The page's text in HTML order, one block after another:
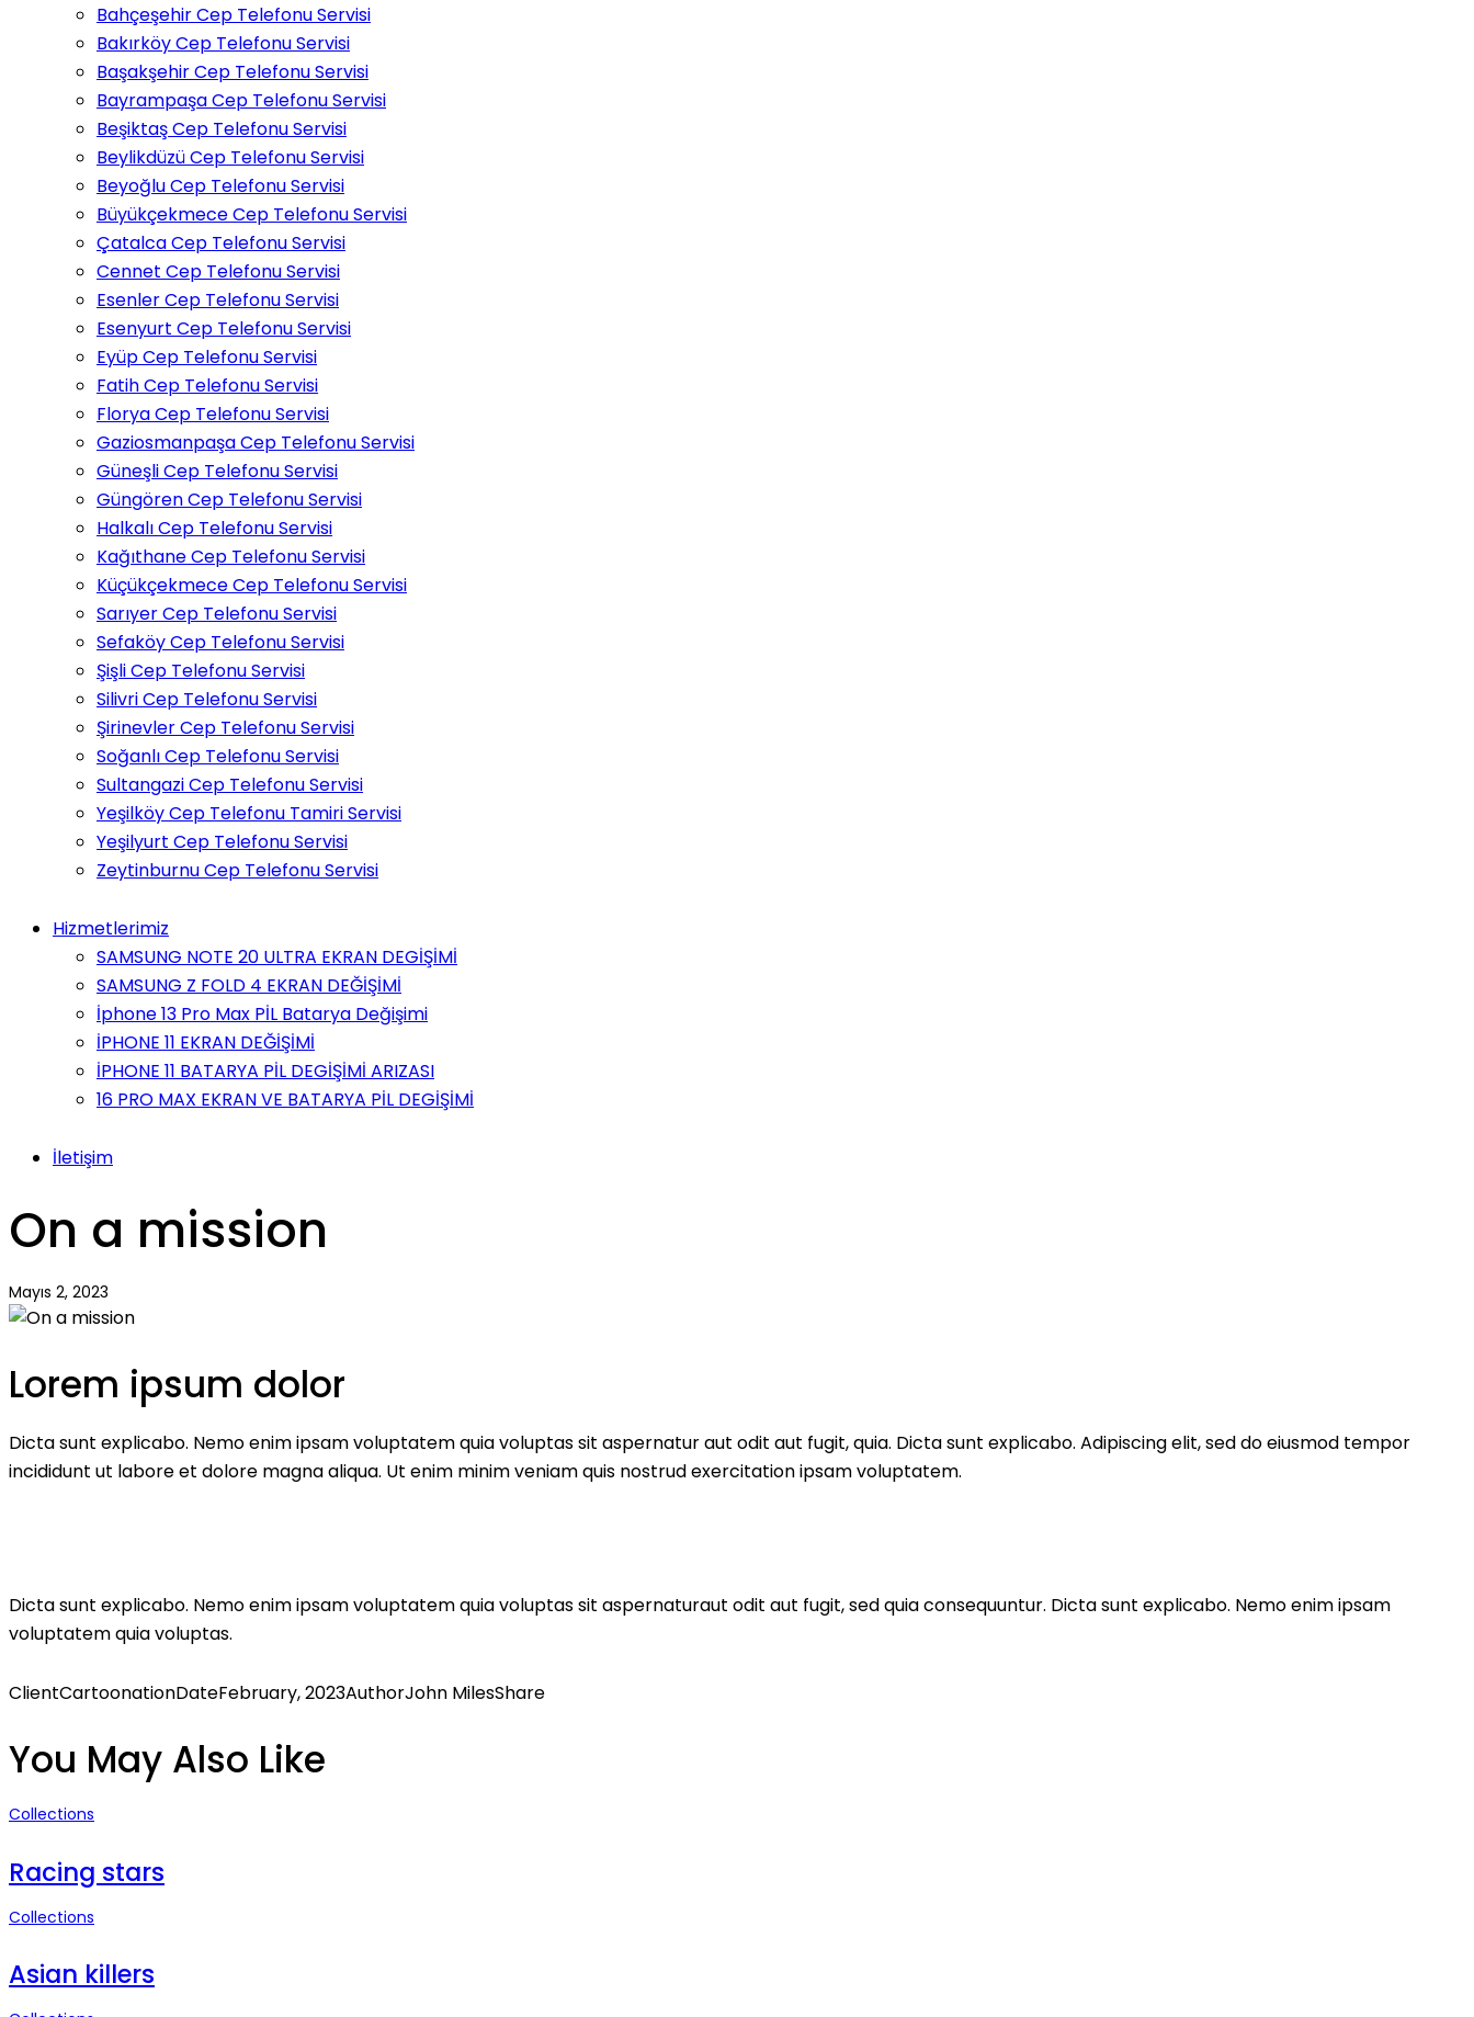
Bahçeşehir Cep Telefonu Servisi
Bakırköy Cep Telefonu Servisi
Başakşehir Cep Telefonu Servisi
Bayrampaşa Cep Telefonu Servisi
Beşiktaş Cep Telefonu Servisi
Beylikdüzü Cep Telefonu Servisi
Beyoğlu Cep Telefonu Servisi
Büyükçekmece Cep Telefonu Servisi
Çatalca Cep Telefonu Servisi
Cennet Cep Telefonu Servisi
Esenler Cep Telefonu Servisi
Esenyurt Cep Telefonu Servisi
Eyüp Cep Telefonu Servisi
Fatih Cep Telefonu Servisi
Florya Cep Telefonu Servisi
Gaziosmanpaşa Cep Telefonu Servisi
Güneşli Cep Telefonu Servisi
Güngören Cep Telefonu Servisi
Halkalı Cep Telefonu Servisi
Kağıthane Cep Telefonu Servisi
Küçükçekmece Cep Telefonu Servisi
Sarıyer Cep Telefonu Servisi
Sefaköy Cep Telefonu Servisi
Şişli Cep Telefonu Servisi
Silivri Cep Telefonu Servisi
Şirinevler Cep Telefonu Servisi
Soğanlı Cep Telefonu Servisi
Sultangazi Cep Telefonu Servisi
Yeşilköy Cep Telefonu Tamiri Servisi
Yeşilyurt Cep Telefonu Servisi
Zeytinburnu Cep Telefonu Servisi
Hizmetlerimiz
SAMSUNG NOTE 20 ULTRA EKRAN DEGİŞİMİ
SAMSUNG Z FOLD 4 EKRAN DEĞİŞİMİ
İphone 13 Pro Max PİL Batarya Değişimi
İPHONE 11 EKRAN DEĞİŞİMİ
İPHONE 11 BATARYA PİL DEGİŞİMİ ARIZASI
16 PRO MAX EKRAN VE BATARYA PİL DEGİŞİMİ
İletişim
On a mission
Mayıs 2, 2023
Lorem ipsum dolor
Dicta sunt explicabo. Nemo enim ipsam voluptatem quia voluptas sit aspernatur aut odit aut fugit, quia. Dicta sunt explicabo. Adipiscing elit, sed do eiusmod tempor
incididunt ut labore et dolore magna aliqua. Ut enim minim veniam quis nostrud exercitation ipsam voluptatem.
Dicta sunt explicabo. Nemo enim ipsam voluptatem quia voluptas sit aspernaturaut odit aut fugit, sed quia consequuntur. Dicta sunt explicabo. Nemo enim ipsam
voluptatem quia voluptas.
ClientCartoonationDateFebruary, 2023AuthorJohn MilesShare
You May Also Like
Collections
Racing stars
Collections
Asian killers